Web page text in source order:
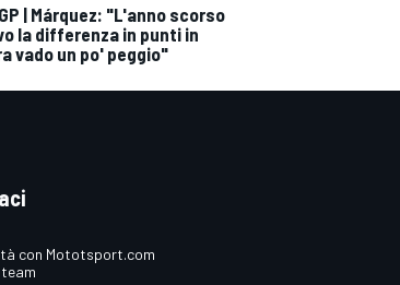
| Márquez: "L'anno scorso
la differenza in punti in
vado un po' peggio"
con Mototsport.com